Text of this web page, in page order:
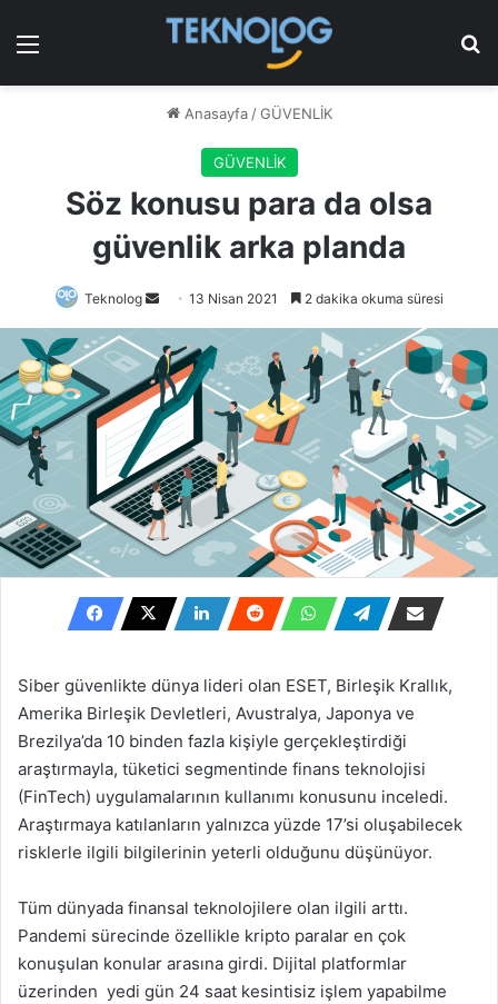
Menü
Anasayfa / GÜVENLİK
GÜVENLİK
Söz konusu para da olsa
güvenlik arka planda
Teknolog
Bir
e-
posta
göndermek
13 Nisan 2021 2 dakika okuma süresi
Siber güvenlikte dünya lideri olan ESET, Birleşik Krallık,
Amerika Birleşik Devletleri, Avustralya, Japonya ve
Brezilya’da 10 binden fazla kişiyle gerçekleştirdiği
araştırmayla, tüketici segmentinde finans teknolojisi
(FinTech) uygulamalarının kullanımı konusunu inceledi.
Araştırmaya katılanların yalnızca yüzde 17’si oluşabilecek
risklerle ilgili bilgilerinin yeterli olduğunu düşünüyor.
Tüm dünyada finansal teknolojilere olan ilgili arttı.
Pandemi sürecinde özellikle kripto paralar en çok
konuşulan konular arasına girdi. Dijital platformlar
üzerinden yedi gün 24 saat kesintisiz işlem yapabilme